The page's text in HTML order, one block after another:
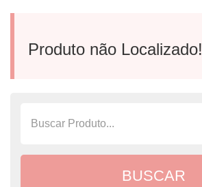
Produto não Localizado!